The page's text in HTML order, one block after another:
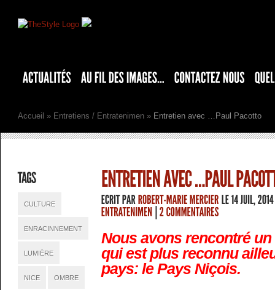
Accueil » Entretiens / Entratenimen » Entretien avec …Paul Pacotto
CULTURE
ENRACINNEMENT
LUMIÈRE
NICE OMBRE
Nous avons rencontré
qui est plus reconnu
pays: le Pays Niçois.